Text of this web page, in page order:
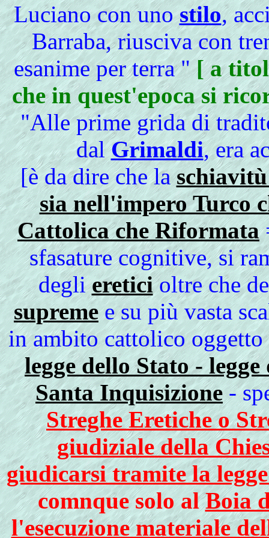
Luciano con unostilo,
Barraba, riusciva con
esanime per terra "[ a
che in quest'epoca si
"Alle prime grida di
dalGrimaldi, era
[è da dire che la
sia nell'impero Turco
Cattolica che Riformata
sfasature cognitive, si
degliereticioltre che
supremee su più vasta
in ambito cattolico
legge dello Stato -
Santa Inquisizione-
Streghe Eretiche o
giudiziale della
giudicarsi tramite la
comnque solo alBoia
l'esecuzione materiale